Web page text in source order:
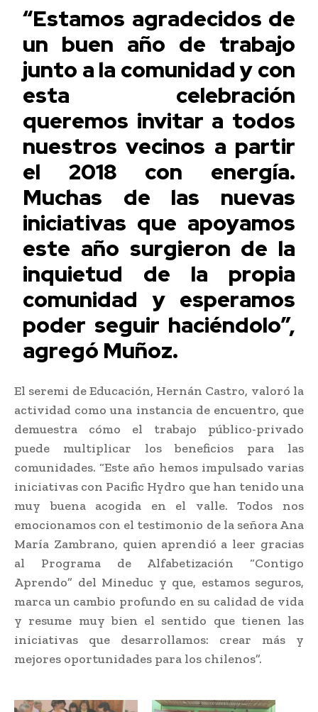
“Estamos agradecidos de
un buen año de trabajo
junto a la comunidad y con
esta celebración
queremos invitar a todos
nuestros vecinos a partir
el 2018 con energía.
Muchas de las nuevas
iniciativas que apoyamos
este año surgieron de la
inquietud de la propia
comunidad y esperamos
poder seguir haciéndolo”,
agregó Muñoz.
El seremi de Educación, Hernán Castro, valoró la
actividad como una instancia de encuentro, que
demuestra cómo el trabajo público-privado
puede multiplicar los beneficios para las
comunidades. “Este año hemos impulsado varias
iniciativas con Pacific Hydro que han tenido una
muy buena acogida en el valle. Todos nos
emocionamos con el testimonio de la señora Ana
María Zambrano, quien aprendió a leer gracias
al Programa de Alfabetización “Contigo
Aprendo” del Mineduc y que, estamos seguros,
marca un cambio profundo en su calidad de vida
y resume muy bien el sentido que tienen las
iniciativas que desarrollamos: crear más y
mejores oportunidades para los chilenos”.